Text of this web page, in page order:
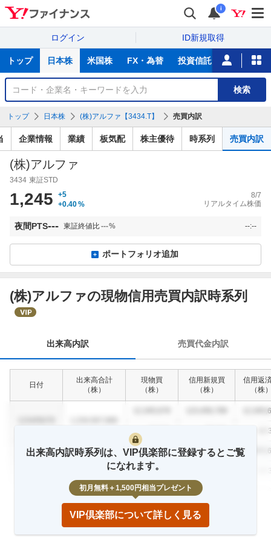
i
ログイン ID新規取得
サ
トップ 日本株 米国株 FX・為替 投資信託 ニュース
銘
検
検索
トップ 日本株 (株)アルファ【3434.T】 売買内訳
企業情報 業績 板気配 株主優待 時系列 売買内訳
(株)アルファ
3434 東証STD
1,245
+5
+0.40%
8/7
リアルタイム株価
夜間PTS--- 東証終値比---% --:--
ポートフォリオ追加
(株)アルファの現物信用売買内訳時系列
訳
出来高内訳 売買代金内訳
日付
出来高合計
（株）
現物買
（株）
信用新規買
（株）
信用返
（株
1,234,567,890
12,345,678 123,456,789
12.3
12,345,678 123,456,789
12.3 %
出来高内訳時系列は、VIP倶楽部に登録するとご覧
になれます。
初月無料＋1,500円相当プレゼント
VIP倶楽部について詳しく見る